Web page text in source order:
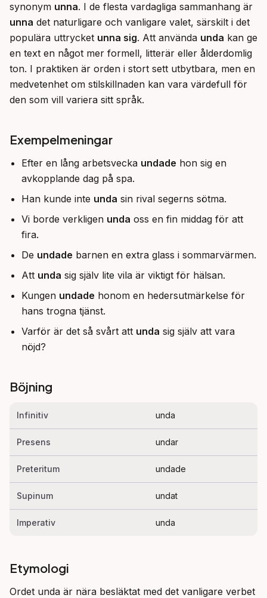
synonym unna
unna det naturligare och vanligare valet, särskilt i det
populära uttrycket unna sig. Att använda unda kan ge
en text en något mer formell, litterär eller ålderdomlig
ton. I praktiken är orden i stort sett utbytbara, men en
medvetenhet om stilskillnaden kan vara värdefull för
den som vill variera sitt språk.
Exempelmeningar
Efter en lång arbetsvecka undade hon sig en
avkopplande dag på spa.
Han kunde inte unda sin rival segerns sötma.
Vi borde verkligen unda oss en fin middag för att
fira.
De undade barnen en extra glass i sommarvärmen.
Att unda sig själv lite vila är viktigt för hälsan.
Kungen undade honom en hedersutmärkelse för
hans trogna tjänst.
Varför är det så svårt att unda sig själv att vara
nöjd?
Böjning
Infinitiv unda
Presens undar
Preteritum undade
Supinum undat
Imperativ unda
Etymologi
Ordet unda är nära besläktat med det vanligare verbet